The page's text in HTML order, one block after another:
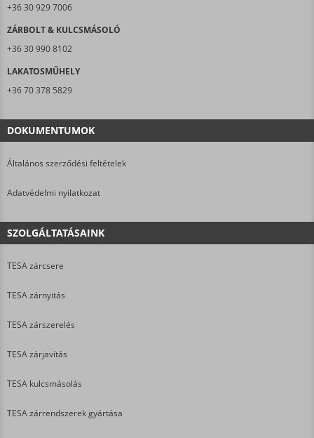
+36 30 929 7006
ZÁRBOLT & KULCSMÁSOLÓ
+36 30 990 8102
LAKATOSMŰHELY
+36 70 378 5829
DOKUMENTUMOK
Általános szerződési feltételek
Adatvédelmi nyilatkozat
SZOLGÁLTATÁSAINK
TESA zárcsere
TESA zárnyitás
TESA zárszerelés
TESA zárjavítás
TESA kulcsmásolás
TESA zárrendszerek gyártása